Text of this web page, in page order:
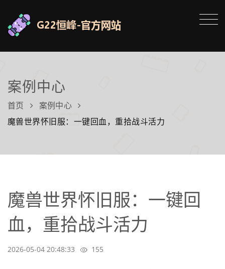
案例中心
首页
案例中心
魔兽世界怀旧服：一键回血，重拾战斗活力
魔兽世界怀旧服：一键回
血，重拾战斗活力
2026-05-04 20:48:33 155